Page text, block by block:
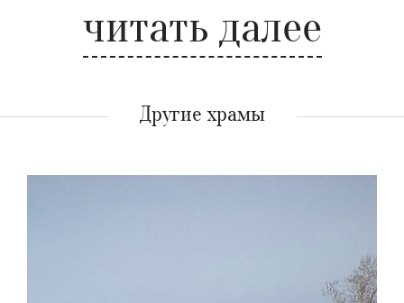
читать далее
Другие храмы